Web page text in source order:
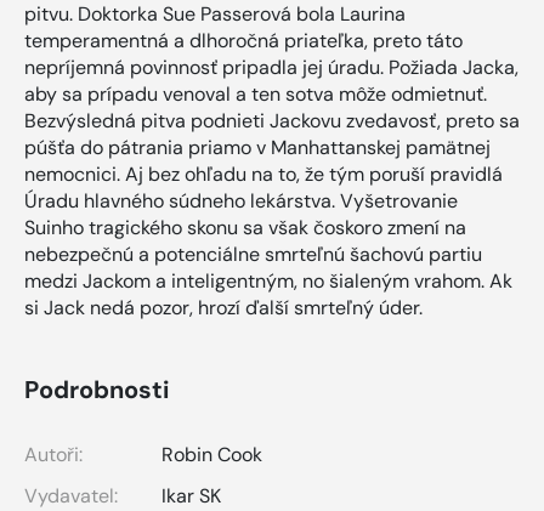
pitvu. Doktorka Sue Passerová bola Laurina
temperamentná a dlhoročná priateľka, preto táto
nepríjemná povinnosť pripadla jej úradu. Požiada Jacka,
aby sa prípadu venoval a ten sotva môže odmietnuť.
Bezvýsledná pitva podnieti Jackovu zvedavosť, preto sa
púšťa do pátrania priamo v Manhattanskej pamätnej
nemocnici. Aj bez ohľadu na to, že tým poruší pravidlá
Úradu hlavného súdneho lekárstva. Vyšetrovanie
Suinho tragického skonu sa však čoskoro zmení na
nebezpečnú a potenciálne smrteľnú šachovú partiu
medzi Jackom a inteligentným, no šialeným vrahom. Ak
si Jack nedá pozor, hrozí ďalší smrteľný úder.
Podrobnosti
Autoři:
Robin Cook
Vydavatel:
Ikar SK